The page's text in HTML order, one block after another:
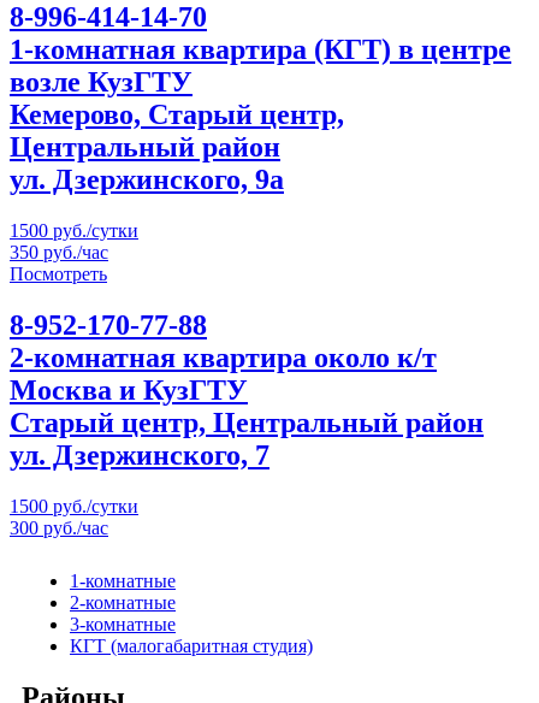
8-996-414-14-70
1-комнатная квартира (КГТ) в центре
возле КузГТУ
Кемерово, Старый центр,
Центральный район
ул. Дзержинского, 9а
1500 руб./сутки
350 руб./час
Посмотреть
8-952-170-77-88
2-комнатная квартира около к/т
Москва и КузГТУ
Старый центр, Центральный район
ул. Дзержинского, 7
1500 руб./сутки
300 руб./час
1-комнатные
2-комнатные
3-комнатные
КГТ (малогабаритная студия)
Районы